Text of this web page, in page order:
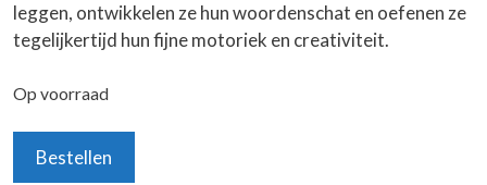
leggen, ontwikkelen ze hun woordenschat en oefenen ze
tegelijkertijd hun fijne motoriek en creativiteit.
Op voorraad
Houten
Puzzel
Bestellen